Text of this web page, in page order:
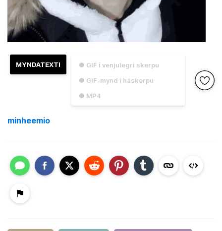
● GIF í venjulegri skerpu
● GIF-mynd í háskerpu
● MP4
MYNDATEXTI
minheemio